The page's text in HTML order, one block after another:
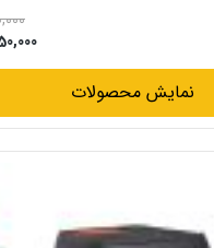
نمایش محصولات